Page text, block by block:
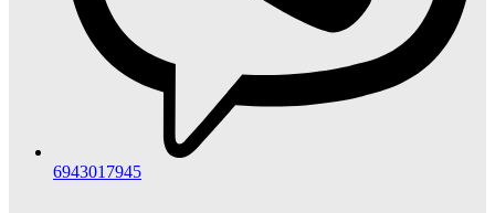
6943017945